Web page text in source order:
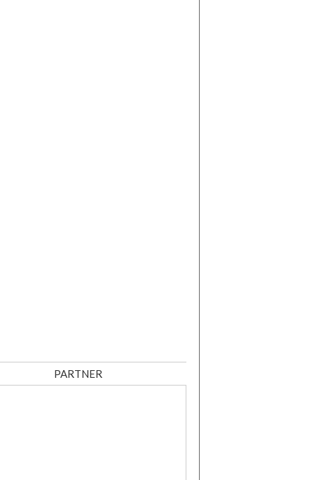
PARTNER